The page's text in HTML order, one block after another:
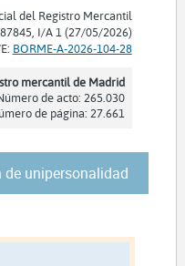
del Registro Mercantil
I/A 1 (27/05/2026)
BORME-A-2026-104-28
mercantil de Madrid
de acto: 265.030
de página: 27.661
de unipersonalidad